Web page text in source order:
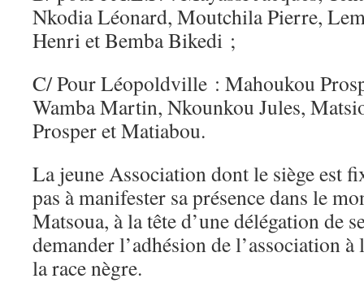
Nkodia Léonard, Moutchila Pierre,
Henri et Bemba Bikedi ;
C/ Pour Léopoldville : Mahoukou
Wamba Martin, Nkounkou Jules,
Prosper et Matiabou.
La jeune Association dont le siège est
pas à manifester sa présence dans le
Matsoua, à la tête d’une délégation de
demander l’adhésion de l’association
la race nègre.